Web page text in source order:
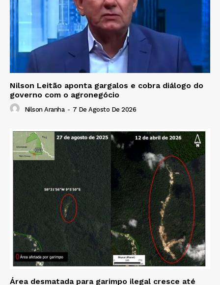
Nilson Leitão aponta gargalos e cobra diálogo do
governo com o agronegócio
Nilson Aranha - 7 De Agosto De 2026
Área desmatada para garimpo ilegal cresce até